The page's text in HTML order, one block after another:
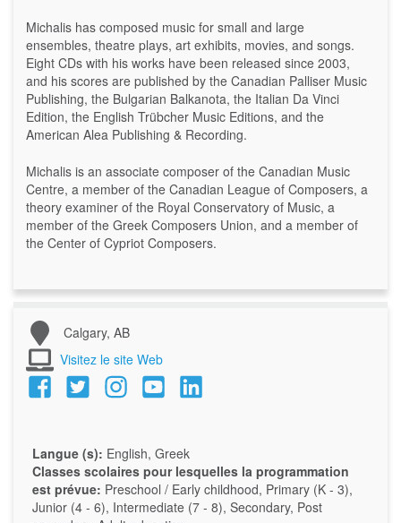
Michalis has composed music for small and large
ensembles, theatre plays, art exhibits, movies, and songs.
Eight CDs with his works have been released since 2003,
and his scores are published by the Canadian Palliser Music
Publishing, the Bulgarian Balkanota, the Italian Da Vinci
Edition, the English Trübcher Music Editions, and the
American Alea Publishing & Recording.
Michalis is an associate composer of the Canadian Music
Centre, a member of the Canadian League of Composers, a
theory examiner of the Royal Conservatory of Music, a
member of the Greek Composers Union, and a member of
the Center of Cypriot Composers.
Calgary, AB
Visitez le site Web
Langue (s): English, Greek
Classes scolaires pour lesquelles la programmation
est prévue: Preschool / Early childhood, Primary (K - 3),
Junior (4 - 6), Intermediate (7 - 8), Secondary, Post